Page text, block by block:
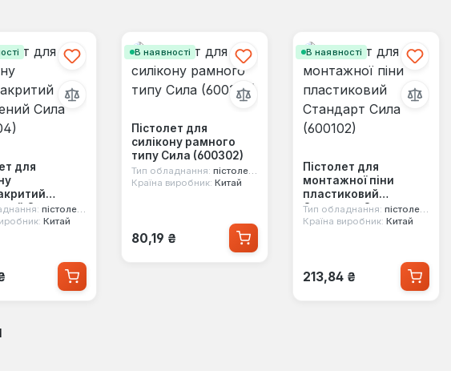
для
Силапістолети для герметиків
Китай
ціна:
В наявності
Пістолет для
силікону рамного
типу Сила (600302)
Тип обладнання: пістолети для герметиків
Країна виробник: Китай
Звичайна ціна:
80,19 ₴
В наявності
Пістолет для
монтажної піни
пластиковий
Стандарт Сила
(600102)
Тип обладнання: пістолет для піни
Країна виробник: Китай
Звичайна ціна:
213,84 ₴